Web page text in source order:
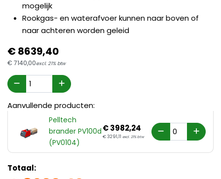
mogelijk
Rookgas- en waterafvoer kunnen naar boven of
naar achteren worden geleid
€8639,40
€ 7140,00excl. 21% btw
Aanvullende producten:
Pelltech
brander PV100d
(PV0104)
€3982,24
€3291,11 excl. 21% btw
Totaal: